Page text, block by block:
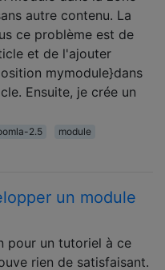
autre contenu. La
ce problème est de
et de l'ajouter
mymodule}dans
Ensuite, je crée un
2.5
module
un module
pour un tutoriel à ce
rien de satisfaisant.